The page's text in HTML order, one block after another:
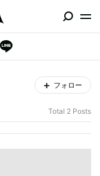
フォロー
Total 2 Posts